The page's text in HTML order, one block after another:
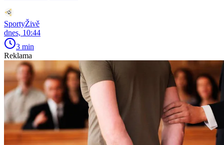
SportyŽivě
dnes, 10:44
3 min
Reklama